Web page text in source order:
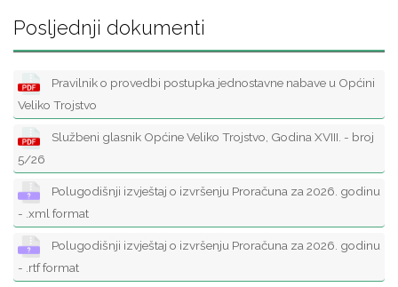
Posljednji dokumenti
Pravilnik o provedbi postupka jednostavne nabave u Općini
Veliko Trojstvo
Službeni glasnik Općine Veliko Trojstvo, Godina XVIII. - broj
5/26
Polugodišnji izvještaj o izvršenju Proračuna za 2026. godinu
- .xml format
Polugodišnji izvještaj o izvršenju Proračuna za 2026. godinu
- .rtf format